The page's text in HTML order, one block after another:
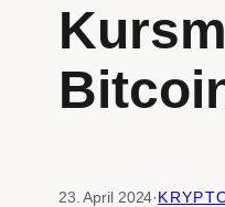
23. April 2024·